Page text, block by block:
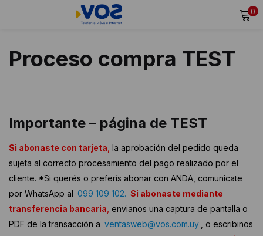
0
INICIAR SESIÓN
Ingresa tu usuario y contraseña para iniciar sesión.
Alternative:
Recordarme
¿Olvidaste tu contraseña?
Proceso compra TEST
Importante – página de TEST
Si abonaste con tarjeta la aprobación del pedido queda
sujeta al correcto procesamiento del pago realizado por el
cliente. *Si querés o preferís abonar con ANDA, comunicate
por WhatsApp al 099 109 102. Si abonaste mediante
transferencia bancaria envianos una captura de pantalla o
PDF de la transacción a ventasweb@vos.com.uy
, o escribinos